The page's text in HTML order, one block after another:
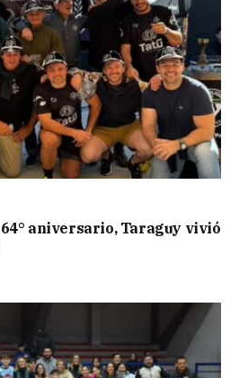
aniversario, Taraguy vivió